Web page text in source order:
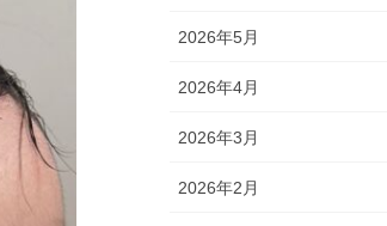
2026年5月
2026年4月
2026年3月
2026年2月